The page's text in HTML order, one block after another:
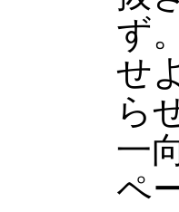
ず
せ
ら
一
ペ